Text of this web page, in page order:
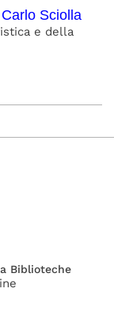
Sciolla
e della
Biblioteche